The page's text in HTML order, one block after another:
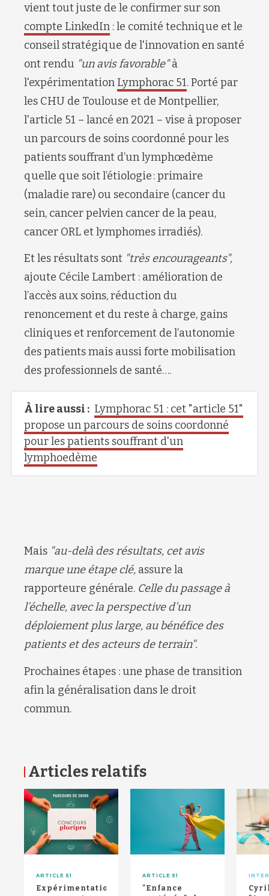
vient tout juste de le confirmer sur son
compte LinkedIn : le comité technique et le
conseil stratégique de l'innovation en santé
ont rendu "un avis favorable"à
l'expérimentation Lymphorac 51. Porté par
les CHU de Toulouse et de Montpellier,
l'article 51 – lancé en 2021 – vise à proposer
un parcours de soins coordonné pour les
patients souffrant d’un lymphœdème
quelle que soit l’étiologie : primaire
(maladie rare) ou secondaire (cancer du
sein, cancer pelvien cancer de la peau,
cancer ORL et lymphomes irradiés).
Et les résultats sont "très encourageants",
ajoute Cécile Lambert : amélioration de
l’accès aux soins, réduction du
renoncement et du reste à charge, gains
cliniques et renforcement de l’autonomie
des patients mais aussi forte mobilisation
des professionnels de santé….
À lire aussi : Lymphorac 51 : cet "article 51"
propose un parcours de soins coordonné
pour les patients souffrant d'un
lymphoedème
Mais "au-delà des résultats, cet avis
marque une étape clé, assure la
rapporteure générale. Celle du passage à
l’échelle, avec la perspective d’un
déploiement plus large, au bénéfice des
patients et des acteurs de terrain".
Prochaines étapes : une phase de transition
afin la généralisation dans le droit
commun.
Articles relatifs
ARTICLE 51
Expérimentations
ARTICLE 51
"Enfance
RETOUR HAUT DE PAGE